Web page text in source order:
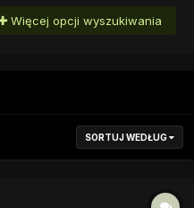
Więcej opcji wyszukiwania
SORTUJ WEDŁUG